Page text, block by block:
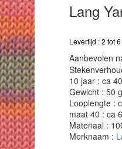
Lang
Levertijd : 2 tot
Aanbevolen
10 jaar : ca
Gewicht : 50
Looplengte :
maat 40 : ca
Materiaal :
Merknaam :